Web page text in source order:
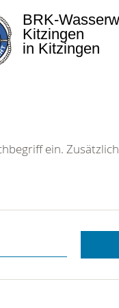
BRK-
Kitzingen
in Kitzingen
Hotline.
gerne.
ein.